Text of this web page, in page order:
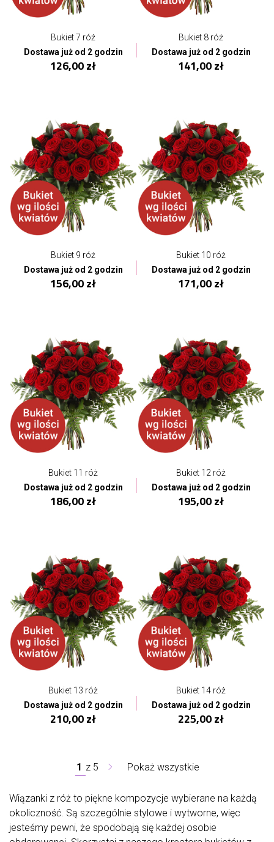
Bukiet 7 róż
Dostawa już od 2 godzin
126,00 zł
Bukiet 8 róż
Dostawa już od 2 godzin
141,00 zł
Bukiet 9 róż
Dostawa już od 2 godzin
156,00 zł
Bukiet 10 róż
Dostawa już od 2 godzin
171,00 zł
Bukiet 11 róż
Dostawa już od 2 godzin
186,00 zł
Bukiet 12 róż
Dostawa już od 2 godzin
195,00 zł
Bukiet 13 róż
Dostawa już od 2 godzin
210,00 zł
Bukiet 14 róż
Dostawa już od 2 godzin
225,00 zł
1 z 5 Pokaż wszystkie
Wiązanki z róż to piękne kompozycje wybierane na każdą
okoliczność. Są szczególnie stylowe i wytworne, więc
jesteśmy pewni, że spodobają się każdej osobie